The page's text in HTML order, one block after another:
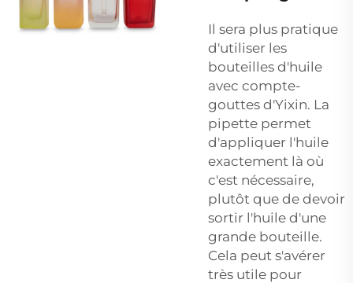
Il sera plus pratique
d'utiliser les
bouteilles d'huile
avec compte-
gouttes d'Yixin. La
pipette permet
d'appliquer l'huile
exactement là où
c'est nécessaire,
plutôt que de devoir
sortir l'huile d'une
grande bouteille.
Cela peut s'avérer
très utile pour